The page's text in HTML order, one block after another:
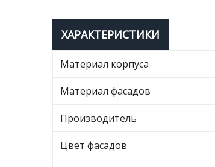
ХАРАКТЕРИСТИКИ
Материал корпуса
Материал фасадов
Производитель
Цвет фасадов